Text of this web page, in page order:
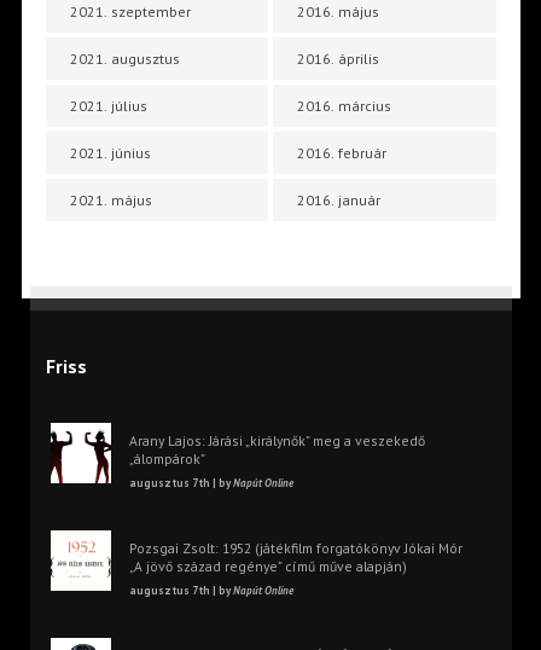
2021. szeptember
2021. augusztus
2021. július
2021. június
2021. május
2016. május
2016. április
2016. március
2016. február
2016. január
Friss
Arany Lajos: Járási „királynők” meg a veszekedő
„álompárok”
augusztus 7th | byNapút Online
Pozsgai Zsolt: 1952 (játékfilm forgatókönyv Jókai Mór
„A jövő század regénye” című műve alapján)
augusztus 7th | byNapút Online